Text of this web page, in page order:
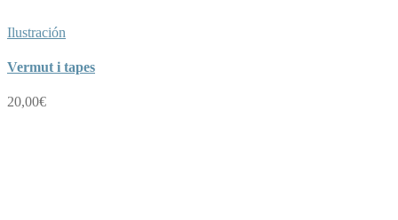
Ilustración
Vermut i tapes
20,00€